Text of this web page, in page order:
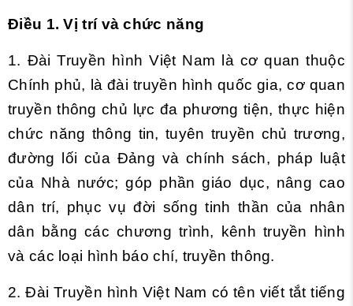
Điều 1. Vị trí và chức năng
1. Đài Truyền hình Việt Nam là cơ quan thuộc
Chính phủ, là đài truyền hình quốc gia, cơ quan
truyền thông chủ lực đa phương tiện, thực hiện
chức năng thông tin, tuyên truyền chủ trương,
đường lối của Đảng và chính sách, pháp luật
của Nhà nước; góp phần giáo dục, nâng cao
dân trí, phục vụ đời sống tinh thần của nhân
dân bằng các chương trình, kênh truyền hình
và các loại hình báo chí, truyền thông.
2. Đài Truyền hình Việt Nam có tên viết tắt tiếng